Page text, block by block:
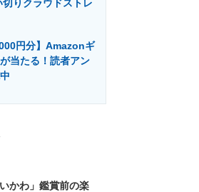
クノロジーの最前線
りクラウドストレ
円分】Amazonギ
当たる！読者アン
いかわ」鑑賞前の楽